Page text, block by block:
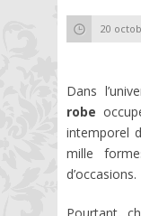
20
Dans
robe
intemporel
mille
d’occasions.